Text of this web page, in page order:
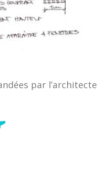
par l’architecte